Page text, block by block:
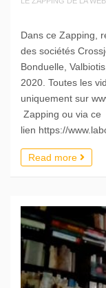
Dans ce Zapping,
des sociétés
Bonduelle,
2020. Toutes les
uniquement sur
Zapping ou via ce
lien https://
Read more